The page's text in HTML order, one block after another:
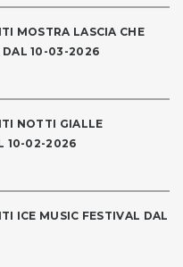
MOSTRA LASCIA CHE
DAL 10-03-2026
NOTTI GIALLE
10-02-2026
ICE MUSIC FESTIVAL DAL